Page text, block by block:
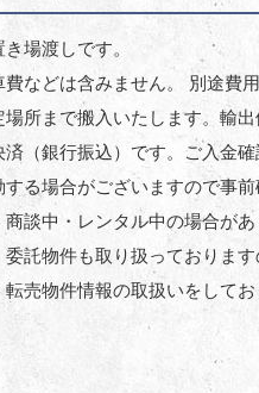
場渡しです。
などは含みません。 別途費
所まで搬入いたします。輸
（銀行振込）です。ご入金
る場合がございますので事
談中・レンタル中の場合が
託物件も取り扱っておりま
売物件情報の取扱いをして